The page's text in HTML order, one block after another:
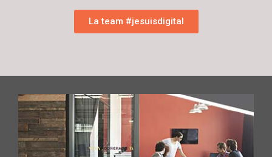
La team #jesuisdigital